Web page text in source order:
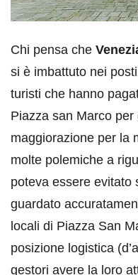
Chi pensa che
si è imbattuto nei
turisti che hanno
Piazza san Marco
maggiorazione per la
molte polemiche a
poteva essere evitato
guardato
locali di Piazza San
posizione logistica
gestori avere la loro